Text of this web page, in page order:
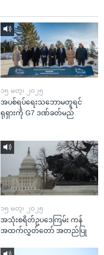
၁၅ မတ္၊ ၂၀၂၅
အပစ်ရပ်ရေးသဘောမတူရင်
ရုရှားကို G7 ဒဏ်ခတ်မည်
၁၅ မတ္၊ ၂၀၂၅
အသုံးစရိတ်ဥပဒေကြမ်း ကန်
အထက်လွှတ်တော် အတည်ပြု